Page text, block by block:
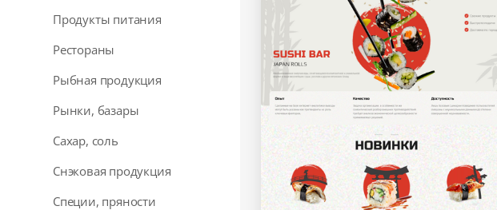
Продукты питания
Рестораны
Рыбная продукция
Рынки, базары
Сахар, соль
Снэковая продукция
Специи, пряности